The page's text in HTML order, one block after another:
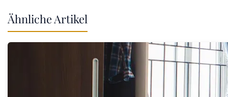
Ähnliche Artikel